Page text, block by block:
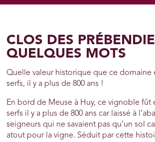
CLOS DES
QUELQUES MOTS
Quelle valeur historique que ce domaine
serfs, il y a plus de 800 ans !
En bord de Meuse à Huy, ce vignoble fût
serfs il y a plus de 800 ans car laissé à
seigneurs qui ne savaient pas qu’un sol
atout pour la vigne. Séduit par cette